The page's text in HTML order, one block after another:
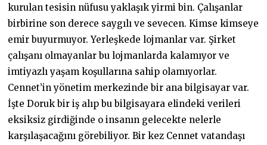
kurulan tesisin nüfusu yaklaşık yirmi bin. Çalışanlar
birbirine son derece saygılı ve sevecen. Kimse kimseye
emir buyurmuyor. Yerleşkede lojmanlar var. Şirket
çalışanı olmayanlar bu lojmanlarda kalamıyor ve
imtiyazlı yaşam koşullarına sahip olamıyorlar.
Cennet’in yönetim merkezinde bir ana bilgisayar var.
İşte Doruk bir iş alıp bu bilgisayara elindeki verileri
eksiksiz girdiğinde o insanın gelecekte nelerle
karşılaşacağını görebiliyor. Bir kez Cennet vatandaşı